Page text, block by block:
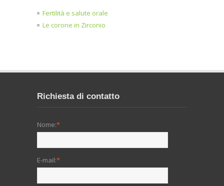
Fertilità e salute orale
Le corone in Zirconio
Richiesta di contatto
Nome:*
E-mail:*